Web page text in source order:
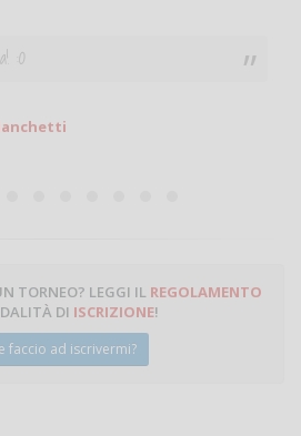
Ciao. Sono a Treviglio da poco e
TORNEO? LEGGI IL REGOLAMENTO
DI ISCRIZIONE!
faccio ad iscrivermi?